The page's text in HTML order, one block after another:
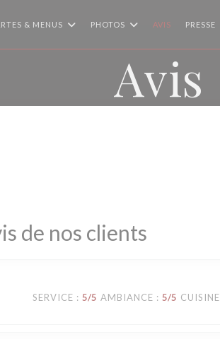
& MENUS PHOTOS AVIS PRESSE
Avis
de nos clients
SERVICE : 5/5 AMBIANCE : 5/5 CUISINE